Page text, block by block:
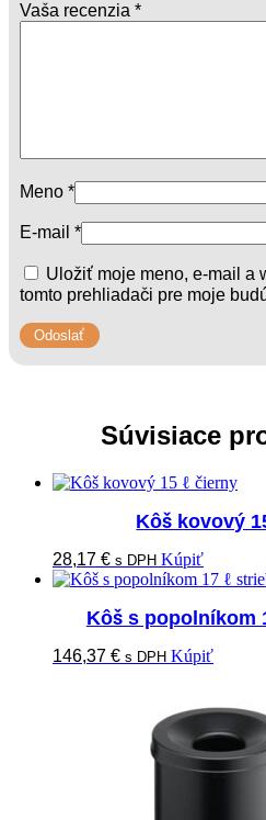
Vaša recenzia *
Meno *
E-mail *
Uložiť moje meno, e-mail a
tomto prehliadači pre moje
Súvisiace
Kôš kovový
28,17 € s DPH Kúpiť
Kôš s popolníkom
146,37 € s DPH Kúpiť